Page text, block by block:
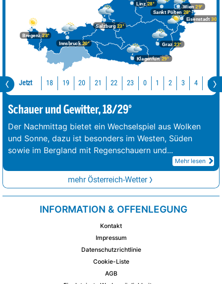
Bregenz28°
Graz23°
Innsbruck20°
Klagenfurt 29°
Linz28°
Salzburg23°
Wien 29°
Eisenstadt 30°
Sankt Pölten 28°
Jetzt 18 19 20 21 22 23 0 1 2 3 4 5
Schauer und Gewitter, 18/29°
Der Nachmittag bietet ein Wechselspiel aus Wolken
und Sonne, dazu ist besonders im Westen, Süden
sowie im Bergland mit Regenschauern und...
Mehr lesen
mehr Österreich-Wetter
INFORMATION & OFFENLEGUNG
Kontakt
Impressum
Datenschutzrichtlinie
Cookie-Liste
AGB